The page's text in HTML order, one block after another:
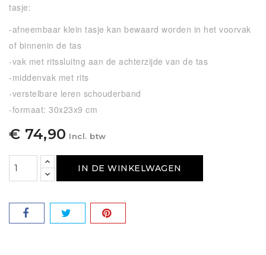
tasje:
-afneembaar klein tasje kan bewaard worden in het voorvak
of binnenin de tas
-vak met ritssluitng aan de achterzijde van de tas
-middenvak met rits
-verstelbare leren schouderband
-formaat: 30x23x9 cm
€ 74,90 Incl. btw
IN DE WINKELWAGEN